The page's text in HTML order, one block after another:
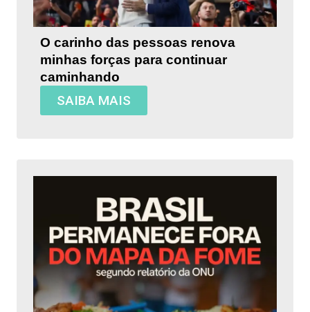
O carinho das pessoas renova
minhas forças para continuar
caminhando
SAIBA MAIS